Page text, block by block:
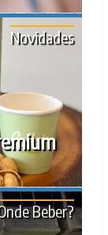
Novidades
Beber?